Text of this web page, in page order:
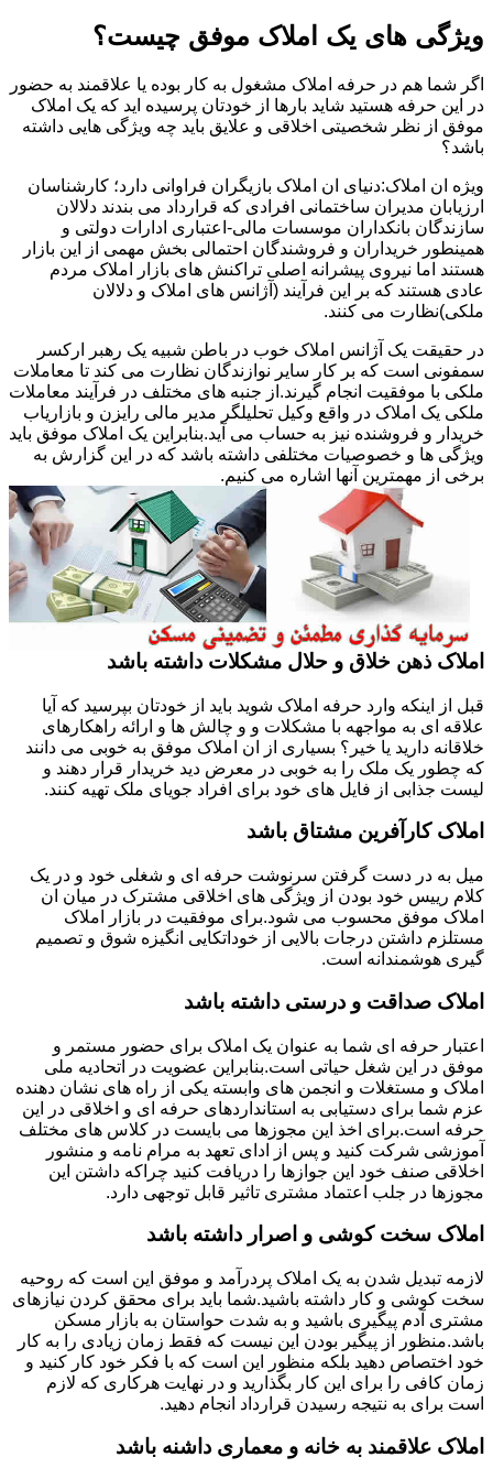
ویژگی های یک املاک موفق چیست؟
اگر شما هم در حرفه املاک مشغول به کار بوده یا علاقمند به حضور
در این حرفه هستید شاید بارها از خودتان پرسیده اید که یک املاک
موفق از نظر شخصیتی اخلاقی و علایق باید چه ویژگی هایی داشته
باشد؟
ویژه ان املاک:دنیای ان املاک بازیگران فراوانی دارد؛ کارشناسان
ارزیابان مدیران ساختمانی افرادی که قرارداد می بندند دلالان
سازندگان بانکداران موسسات مالی-اعتباری ادارات دولتی و
همینطور خریداران و فروشندگان احتمالی بخش مهمی از این بازار
هستند اما نیروی پیشرانه اصلی تراکنش های بازار املاک مردم
عادی هستند که بر این فرآیند (آژانس های املاک و دلالان
ملکی)نظارت می کنند.
در حقیقت یک آژانس املاک خوب در باطن شبیه یک رهبر ارکسر
سمفونی است که بر کار سایر نوازندگان نظارت می کند تا معاملات
ملکی با موفقیت انجام گیرند.از جنبه های مختلف در فرآیند معاملات
ملکی یک املاک در واقع وکیل تحلیلگر مدیر مالی رایزن و بازاریاب
خریدار و فروشنده نیز به حساب می آید.بنابراین یک املاک موفق باید
ویژگی ها و خصوصیات مختلفی داشته باشد که در این گزارش به
برخی از مهمترین آنها اشاره می کنیم.
املاک ذهن خلاق و حلال مشکلات داشته باشد
قبل از اینکه وارد حرفه املاک شوید باید از خودتان بپرسید که آیا
علاقه ای به مواجهه با مشکلات و و چالش ها و ارائه راهکارهای
خلاقانه دارید یا خیر؟ بسیاری از ان املاک موفق به خوبی می دانند
که چطور یک ملک را به خوبی در معرض دید خریدار قرار دهند و
لیست جذابی از فایل های خود برای افراد جویای ملک تهیه کنند.
املاک کارآفرین مشتاق باشد
میل به در دست گرفتن سرنوشت حرفه ای و شغلی خود و در یک
کلام رییس خود بودن از ویژگی های اخلاقی مشترک در میان ان
املاک موفق محسوب می شود.برای موفقیت در بازار املاک
مستلزم داشتن درجات بالایی از خوداتکایی انگیزه شوق و تصمیم
گیری هوشمندانه است.
املاک صداقت و درستی داشته باشد
اعتبار حرفه ای شما به عنوان یک املاک برای حضور مستمر و
موفق در این شغل حیاتی است.بنابراین عضویت در اتحادیه ملی
املاک و مستغلات و انجمن های وابسته یکی از راه های نشان دهنده
عزم شما برای دستیابی به استانداردهای حرفه ای و اخلاقی در این
حرفه است.برای اخذ این مجوزها می بایست در کلاس های مختلف
آموزشی شرکت کنید و پس از ادای تعهد به مرام نامه و منشور
اخلاقی صنف خود این جوازها را دریافت کنید چراکه داشتن این
مجوزها در جلب اعتماد مشتری تاثیر قابل توجهی دارد.
املاک سخت کوشی و اصرار داشته باشد
لازمه تبدیل شدن به یک املاک پردرآمد و موفق این است که روحیه
سخت کوشی و کار داشته باشید.شما باید برای محقق کردن نیازهای
مشتری آدم پیگیری باشید و به شدت حواستان به بازار مسکن
باشد.منظور از پیگیر بودن این نیست که فقط زمان زیادی را به کار
خود اختصاص دهید بلکه منظور این است که با فکر خود کار کنید و
زمان کافی را برای این کار بگذارید و در نهایت هرکاری که لازم
است برای به نتیجه رسیدن قرارداد انجام دهید.
املاک علاقمند به خانه و معماری داشنه باشد